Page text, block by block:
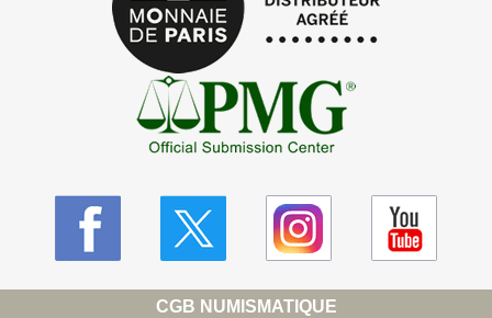
CGB NUMISMATIQUE